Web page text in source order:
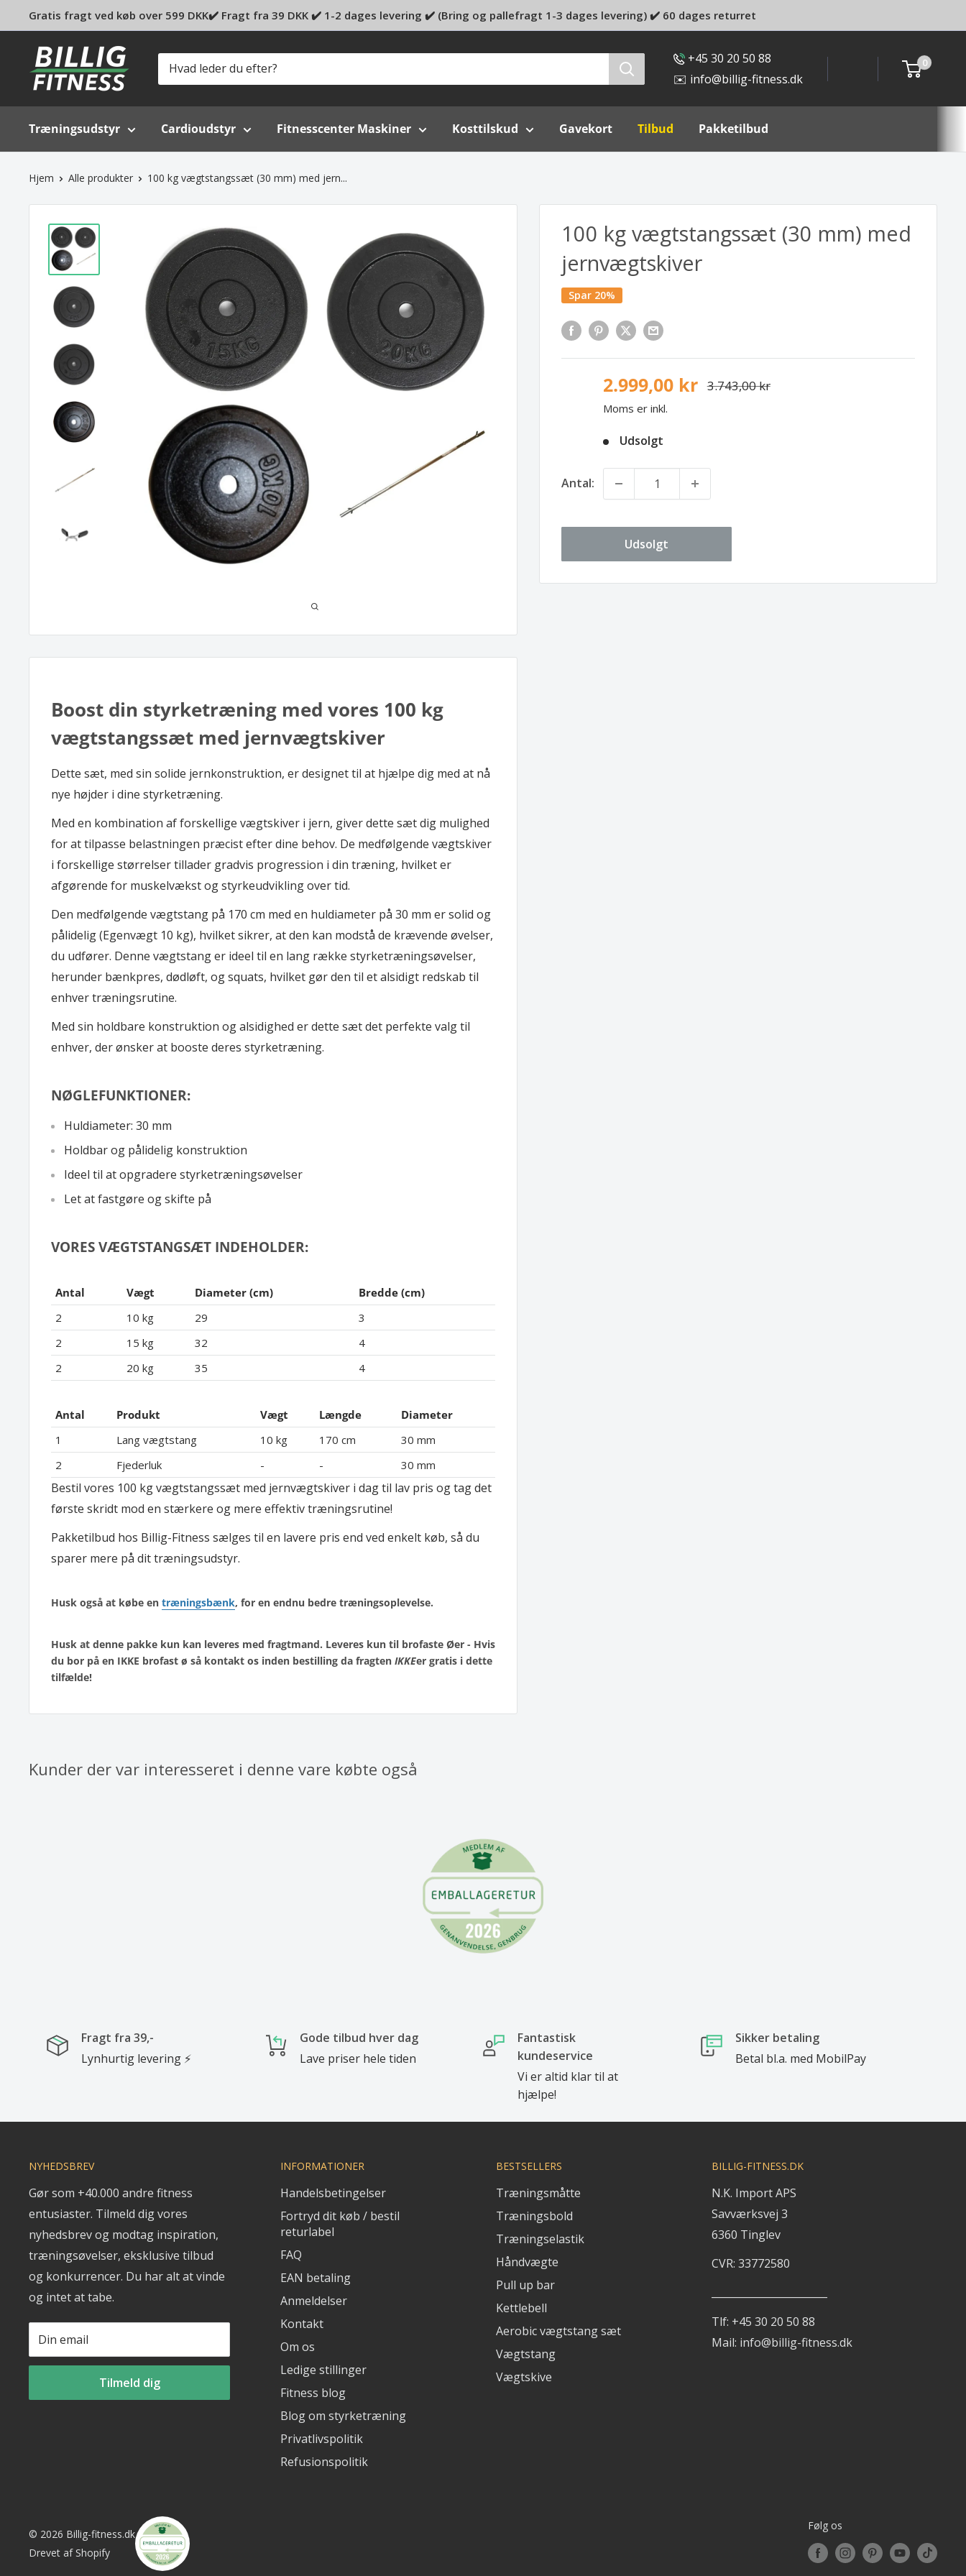
Gratis fragt ved køb over 599 DKK✔️ Fragt fra 39 DKK ✔️ 1-2 dages levering ✔️ (Bring og pallefragt 1-3 dages levering) ✔️ 60 dages returret
Billig-
fitness.dk
+45 30 20 50 88
✉️ info@billig-fitness.dk
0
Træningsudstyr Cardioudstyr Fitnesscenter Maskiner Kosttilskud Gavekort Tilbud Pakketilbud
Hjem Alle produkter 100 kg vægtstangssæt (30 mm) med jern...
100 kg vægtstangssæt (30 mm) med
jernvægtskiver
Spar 20%
2.999,00 kr 3.743,00 kr
Moms er inkl.
Udsolgt
Antal:
Udsolgt
Boost din styrketræning med vores 100 kg
vægtstangssæt med jernvægtskiver
Dette sæt, med sin solide jernkonstruktion, er designet til at hjælpe dig med at nå
nye højder i dine styrketræning.
Med en kombination af forskellige vægtskiver i jern, giver dette sæt dig mulighed
for at tilpasse belastningen præcist efter dine behov. De medfølgende vægtskiver
i forskellige størrelser tillader gradvis progression i din træning, hvilket er
afgørende for muskelvækst og styrkeudvikling over tid.
Den medfølgende vægtstang på 170 cm med en huldiameter på 30 mm er solid og
pålidelig (Egenvægt 10 kg), hvilket sikrer, at den kan modstå de krævende øvelser,
du udfører. Denne vægtstang er ideel til en lang række styrketræningsøvelser,
herunder bænkpres, dødløft, og squats, hvilket gør den til et alsidigt redskab til
enhver træningsrutine.
Med sin holdbare konstruktion og alsidighed er dette sæt det perfekte valg til
enhver, der ønsker at booste deres styrketræning.
NØGLEFUNKTIONER:
Huldiameter: 30 mm
Holdbar og pålidelig konstruktion
Ideel til at opgradere styrketræningsøvelser
Let at fastgøre og skifte på
VORES VÆGTSTANGSÆT INDEHOLDER:
Antal Vægt Diameter (cm)
Bredde (cm)
2
10 kg 29
3
2
15 kg 32
4
2
20 kg 35 4
Antal Produkt Vægt Længde
Diameter
1
Lang vægtstang 10 kg 170 cm
30 mm
2
Fjederluk - - 30 mm
Bestil vores 100 kg vægtstangssæt med jernvægtskiver i dag til lav pris og tag det
første skridt mod en stærkere og mere effektiv træningsrutine!
Pakketilbud hos Billig-Fitness sælges til en lavere pris end ved enkelt køb, så du
sparer mere på dit træningsudstyr.
Husk også at købe en træningsbænk, for en endnu bedre træningsoplevelse.
Husk at denne pakke kun kan leveres med fragtmand. Leveres kun til brofaste Øer - Hvis
du bor på en IKKE brofast ø så kontakt os inden bestilling da fragten IKKEer gratis i dette
tilfælde!
Kunder der var interesseret i denne vare købte også
Fragt fra 39,-
Lynhurtig levering ⚡
Gode tilbud hver dag
Lave priser hele tiden
Fantastisk
kundeservice
Vi er altid klar til at
hjælpe!
Sikker betaling
Betal bl.a. med MobilPay
NYHEDSBREV
Gør som +40.000 andre fitness
entusiaster. Tilmeld dig vores
nyhedsbrev og modtag inspiration,
træningsøvelser, eksklusive tilbud
og konkurrencer. Du har alt at vinde
og intet at tabe.
Din email
Tilmeld dig
INFORMATIONER
Handelsbetingelser
Fortryd dit køb / bestil
returlabel
FAQ
EAN betaling
Anmeldelser
Kontakt
Om os
Ledige stillinger
Fitness blog
Blog om styrketræning
Privatlivspolitik
Refusionspolitik
BESTSELLERS
Træningsmåtte
Træningsbold
Træningselastik
Håndvægte
Pull up bar
Kettlebell
Aerobic vægtstang sæt
Vægtstang
Vægtskive
BILLIG-FITNESS.DK
N.K. Import APS
Savværksvej 3
6360 Tinglev
CVR: 33772580
Tlf: +45 30 20 50 88
Mail: info@billig-fitness.dk
© 2026 Billig-fitness.dk
Drevet af Shopify
Følg os